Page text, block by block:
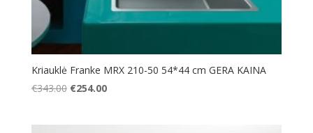
Kriauklė Franke MRX 210-50 54*44 cm GERA KAINA
€343.00 Original
€254.00Current